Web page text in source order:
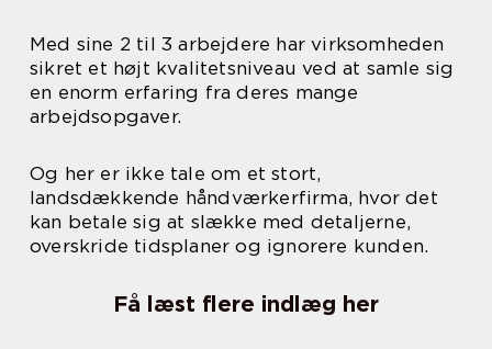
Med sine 2 til 3 arbejdere har virksomheden
sikret et højt kvalitetsniveau ved at samle sig
en enorm erfaring fra deres mange
arbejdsopgaver.
Og her er ikke tale om et stort,
landsdækkende håndværkerfirma, hvor det
kan betale sig at slække med detaljerne,
overskride tidsplaner og ignorere kunden.
Få læst flere indlæg her